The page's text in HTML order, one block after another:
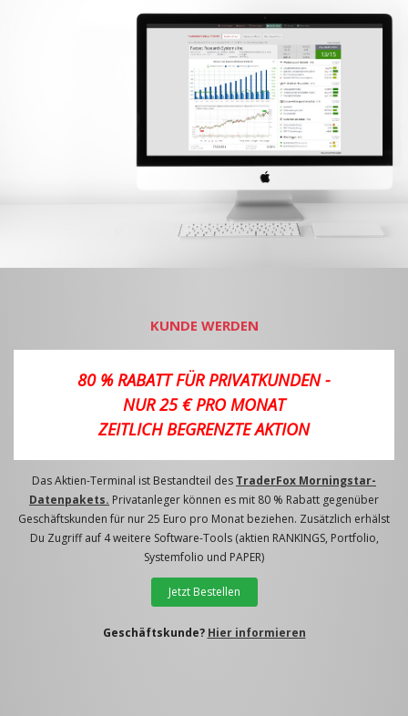
KUNDE WERDEN
80 % RABATT FÜR PRIVATKUNDEN -
NUR 25 € PRO MONAT
ZEITLICH BEGRENZTE AKTION
Das Aktien-Terminal ist Bestandteil des TraderFox Morningstar-
Datenpakets. Privatanleger können es mit 80 % Rabatt gegenüber
Geschäftskunden für nur 25 Euro pro Monat beziehen. Zusätzlich erhälst
Du Zugriff auf 4 weitere Software-Tools (aktien RANKINGS, Portfolio,
Systemfolio und PAPER)
Jetzt Bestellen
Geschäftskunde? Hier informieren